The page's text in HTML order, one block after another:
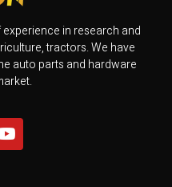
in research and
tractors. We have
auto parts and hardware